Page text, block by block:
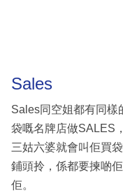
Sales
Sales同空姐都有同樣
袋嘅名牌店做SALES
三姑六婆就會叫佢買
鋪頭拎，係都要揀啲
佢。